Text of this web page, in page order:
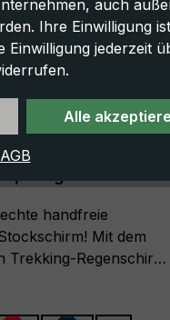
Swing
handfreie
Mit dem
Trekking-Regenschirm
frei für Wanderstöcke,
auch
Ihre Einwilligung
jederzeit
Alle
AGB